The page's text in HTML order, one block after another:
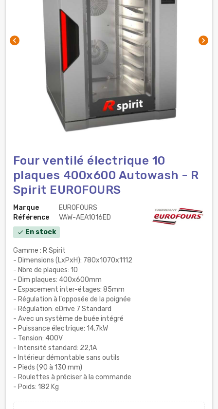
chevron_left chevron_right
Four ventilé électrique 10
plaques 400x600 Autowash - R
Spirit EUROFOURS
Marque
EUROFOURS
Référence
VAW-AEA1016ED
check En stock
Gamme : R Spirit
- Dimensions (LxPxH): 780x1070x1112
- Nbre de plaques: 10
- Dim plaques: 400x600mm
- Espacement inter-étages: 85mm
- Régulation à l'opposée de la poignée
- Régulation: eDrive 7 Standard
- Avec un système de buée intégré
- Puissance électrique: 14,7kW
- Tension: 400V
- Intensité standard: 22,1A
- Intérieur démontable sans outils
- Pieds (90 à 130 mm)
- Roulettes à préciser à la commande
- Poids: 182 Kg